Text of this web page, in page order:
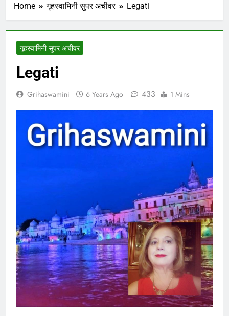
Home गृहस्वामिनी सुपर अचीवर Legati
गृहस्वामिनी सुपर अचीवर
Legati
Grihaswamini 6 Years Ago 433 1 Mins